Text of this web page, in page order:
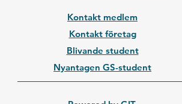
Kontakt medlem
Kontakt företag
Blivande student
Nyantagen GS-student